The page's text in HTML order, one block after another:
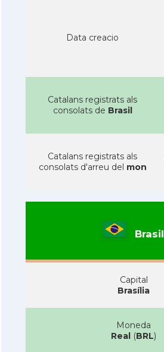
Data creacio
Catalans registrats als
consolats de Brasil
Catalans registrats als
consolats d'arreu del mon
Brasil
Capital
Brasília
Moneda
Real (BRL)